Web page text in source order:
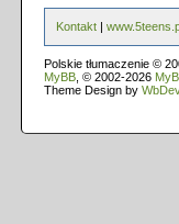
Kontakt |
Polskie tłumaczenie ©
MyBB , © 2002-2026
Theme Design by